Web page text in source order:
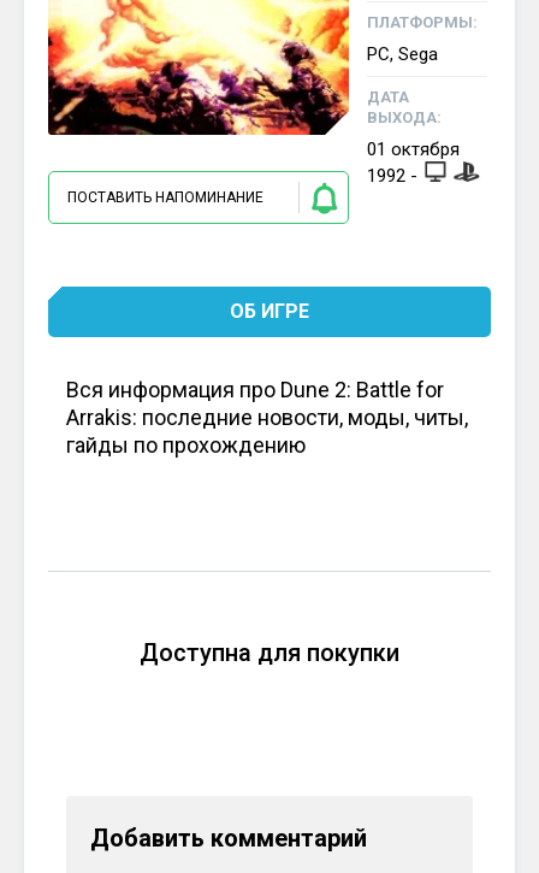
ПОСТАВИТЬ НАПОМИНАНИЕ
ПЛАТФОРМЫ:
PC, Sega
ДАТА
ВЫХОДА:
01 октября
1992 -
ОБ ИГРЕ
Вся информация про Dune 2: Battle for
Arrakis: последние новости, моды, читы,
гайды по прохождению
Доступна для покупки
Добавить комментарий